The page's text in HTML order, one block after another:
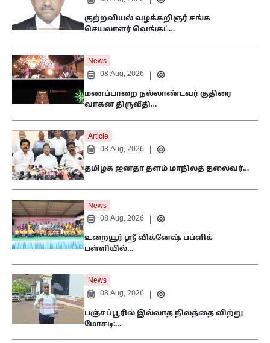
குற்றவியல் வழக்கறிஞர் சங்க
செயலாளர் வெங்கட்…
News
08 Aug, 2026
மணப்பாறை நல்லாண்டவர் குதிரை
வாகன திருவீதி…
Article
08 Aug, 2026
தமிழக ஜனதா தளம் மாநிலத் தலைவர்…
News
08 Aug, 2026
உறையூர் ஸ்ரீ விக்னேஷ் பப்ளிக்
பள்ளியில்…
News
08 Aug, 2026
பஞ்சப்பூரில் இல்லாத நிலத்தை விற்று
மோசடி:…